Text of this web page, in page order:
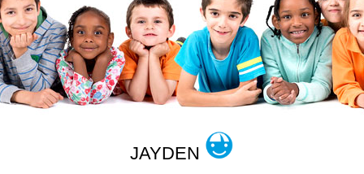
JAYDEN